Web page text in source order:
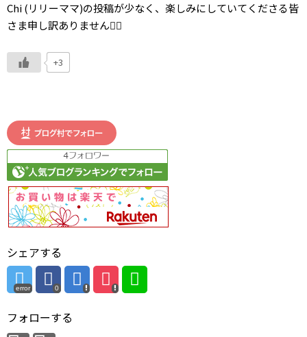
Chi (リリーママ)の投稿が少なく、楽しみにしていてくださる皆
さま申し訳ありません🙇‍♂️
+3
シェアする
error 0
フォローする